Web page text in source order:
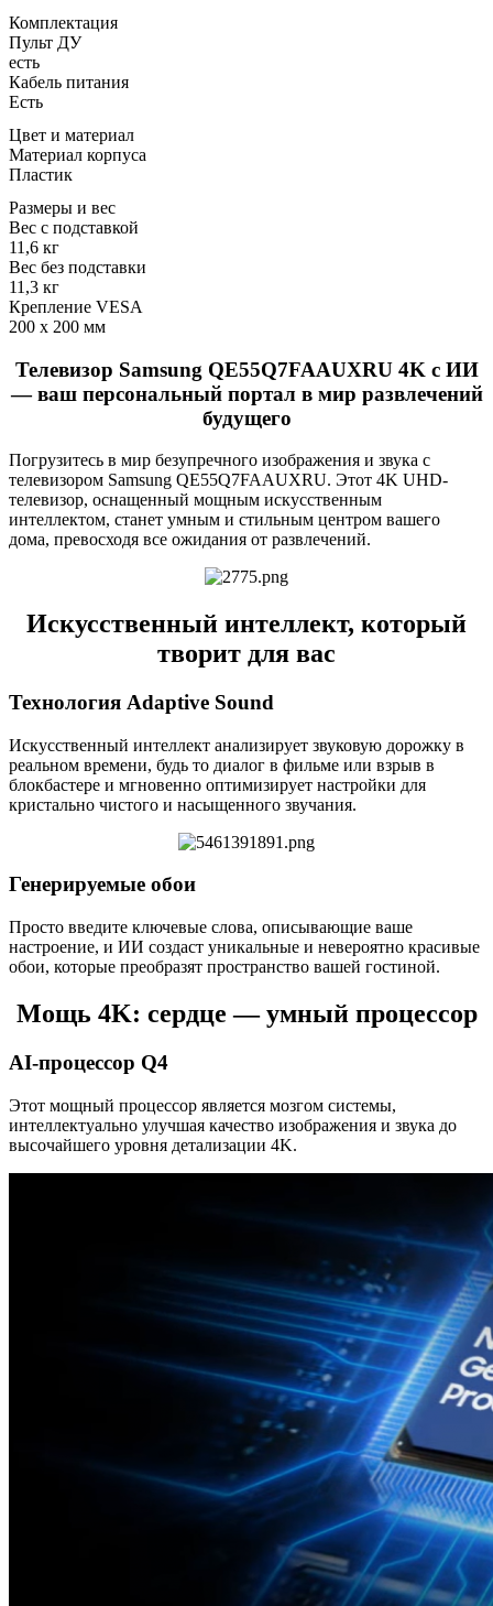
Комплектация
Пульт ДУ
есть
Кабель питания
Есть
Цвет и материал
Материал корпуса
Пластик
Размеры и вес
Вес с подставкой
11,6 кг
Вес без подставки
11,3 кг
Крепление VESA
200 x 200 мм
Телевизор Samsung QE55Q7FAAUXRU 4K с ИИ
— ваш персональный портал в мир развлечений
будущего
Погрузитесь в мир безупречного изображения и звука с
телевизором Samsung QE55Q7FAAUXRU. Этот 4K UHD-
телевизор, оснащенный мощным искусственным
интеллектом, станет умным и стильным центром вашего
дома, превосходя все ожидания от развлечений.
Искусственный интеллект, который
творит для вас
Технология Adaptive Sound
Искусственный интеллект анализирует звуковую дорожку в
реальном времени, будь то диалог в фильме или взрыв в
блокбастере и мгновенно оптимизирует настройки для
кристально чистого и насыщенного звучания.
Генерируемые обои
Просто введите ключевые слова, описывающие ваше
настроение, и ИИ создаст уникальные и невероятно красивые
обои, которые преобразят пространство вашей гостиной.
Мощь 4K: сердце — умный процессор
AI-процессор Q4
Этот мощный процессор является мозгом системы,
интеллектуально улучшая качество изображения и звука до
высочайшего уровня детализации 4K.